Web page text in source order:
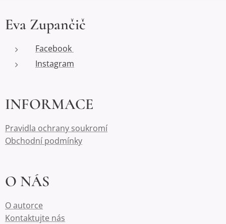
Eva Zupančič
Facebook
Instagram
INFORMACE
Pravidla ochrany soukromí
Obchodní podmínky
O NÁS
O autorce
Kontaktujte nás